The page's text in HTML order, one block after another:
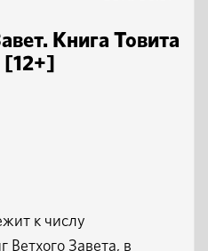
Книга Товита
к числу
Ветхого Завета, в